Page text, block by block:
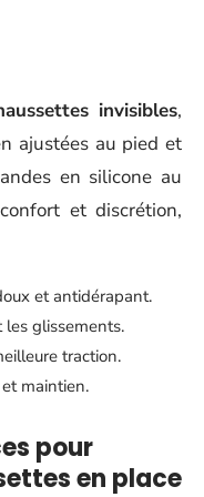
invisibles,
ajustées au pied et
en silicone au
et discrétion,
et antidérapant.
les glissements.
traction.
maintien.
pour
en place